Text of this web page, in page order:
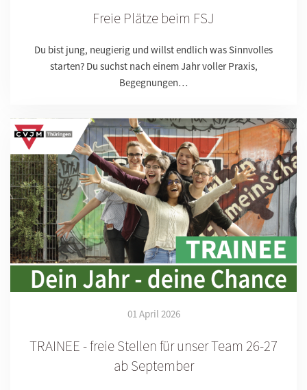
Freie Plätze beim FSJ
Du bist jung, neugierig und willst endlich was Sinnvolles
starten? Du suchst nach einem Jahr voller Praxis,
Begegnungen…
01 April 2026
TRAINEE - freie Stellen für unser Team 26-27
ab September